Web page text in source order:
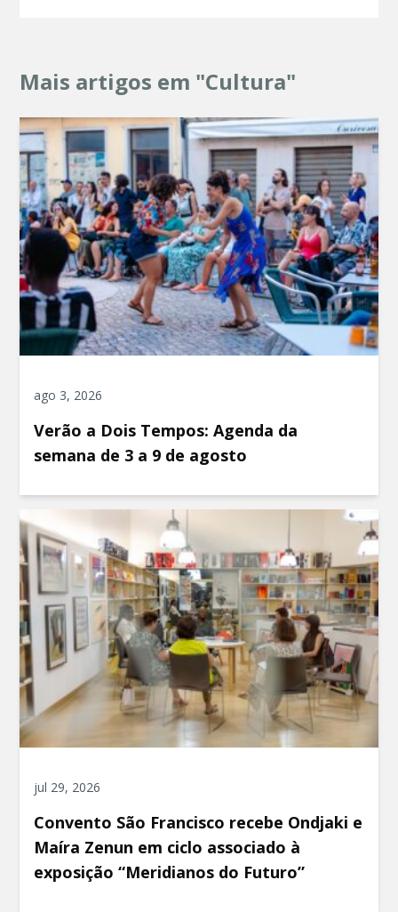
Mais artigos em "Cultura"
ago 3, 2026
Verão a Dois Tempos: Agenda da
semana de 3 a 9 de agosto
jul 29, 2026
Convento São Francisco recebe Ondjaki e
Maíra Zenun em ciclo associado à
exposição “Meridianos do Futuro”